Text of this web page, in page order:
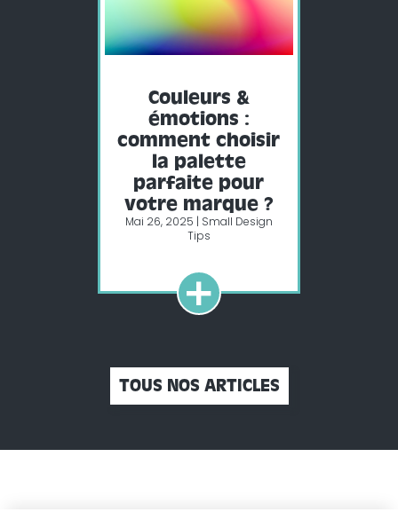
Couleurs &
émotions :
comment choisir
la palette
parfaite pour
votre marque ?
Mai 26, 2025 | Small Design
Tips
+
TOUS NOS ARTICLES